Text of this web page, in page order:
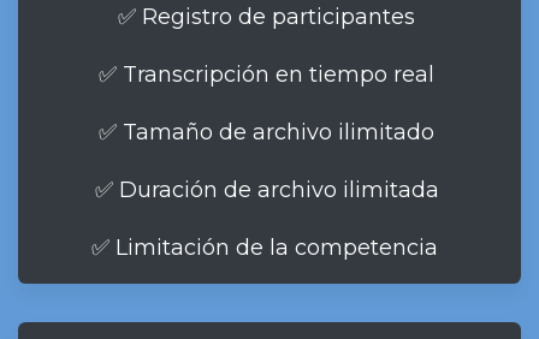
✅ Registro de participantes
✅ Transcripción en tiempo real
✅ Tamaño de archivo ilimitado
✅ Duración de archivo ilimitada
✅ Limitación de la competencia